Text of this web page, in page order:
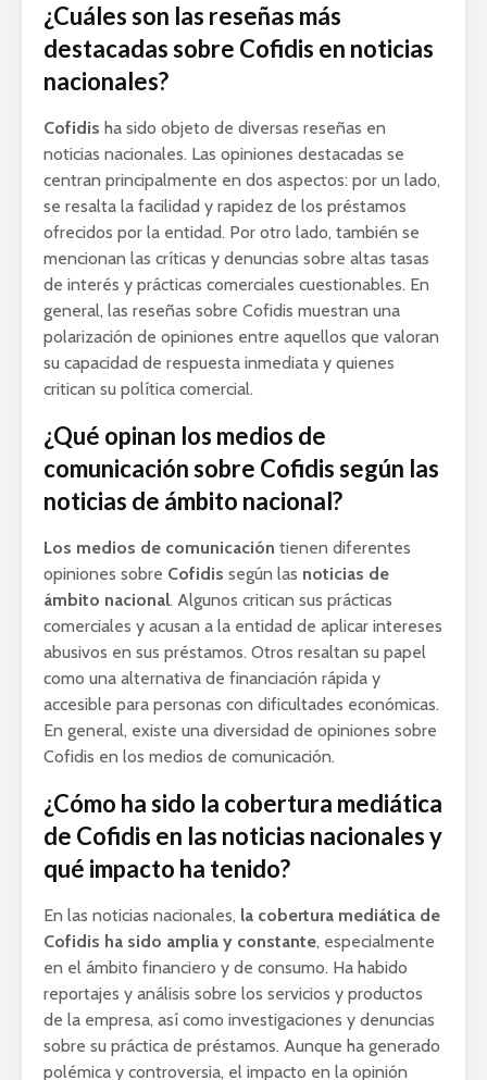
¿Cuáles son las reseñas más
destacadas sobre Cofidis en noticias
nacionales?
Cofidis ha sido objeto de diversas reseñas en
noticias nacionales. Las opiniones destacadas se
centran principalmente en dos aspectos: por un lado,
se resalta la facilidad y rapidez de los préstamos
ofrecidos por la entidad. Por otro lado, también se
mencionan las críticas y denuncias sobre altas tasas
de interés y prácticas comerciales cuestionables. En
general, las reseñas sobre Cofidis muestran una
polarización de opiniones entre aquellos que valoran
su capacidad de respuesta inmediata y quienes
critican su política comercial.
¿Qué opinan los medios de
comunicación sobre Cofidis según las
noticias de ámbito nacional?
Los medios de comunicación tienen diferentes
opiniones sobre Cofidis según las noticias de
ámbito nacional. Algunos critican sus prácticas
comerciales y acusan a la entidad de aplicar intereses
abusivos en sus préstamos. Otros resaltan su papel
como una alternativa de financiación rápida y
accesible para personas con dificultades económicas.
En general, existe una diversidad de opiniones sobre
Cofidis en los medios de comunicación.
¿Cómo ha sido la cobertura mediática
de Cofidis en las noticias nacionales y
qué impacto ha tenido?
En las noticias nacionales, la cobertura mediática de
Cofidis ha sido amplia y constante, especialmente
en el ámbito financiero y de consumo. Ha habido
reportajes y análisis sobre los servicios y productos
de la empresa, así como investigaciones y denuncias
sobre su práctica de préstamos. Aunque ha generado
polémica y controversia, el impacto en la opinión